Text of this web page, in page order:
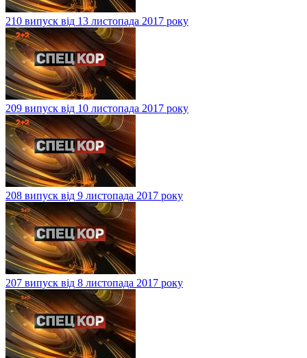
210 випуск від 13 листопада 2017 року
209 випуск від 10 листопада 2017 року
208 випуск від 9 листопада 2017 року
207 випуск від 8 листопада 2017 року